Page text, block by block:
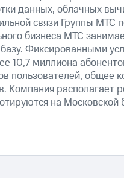
данных, облачных
связи Группы МТС
бизнеса МТС
Фиксированными
10,7 миллиона
пользователей, общее
Компания располагает
на